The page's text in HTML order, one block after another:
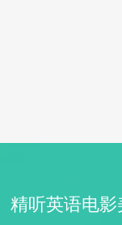
精听英语电